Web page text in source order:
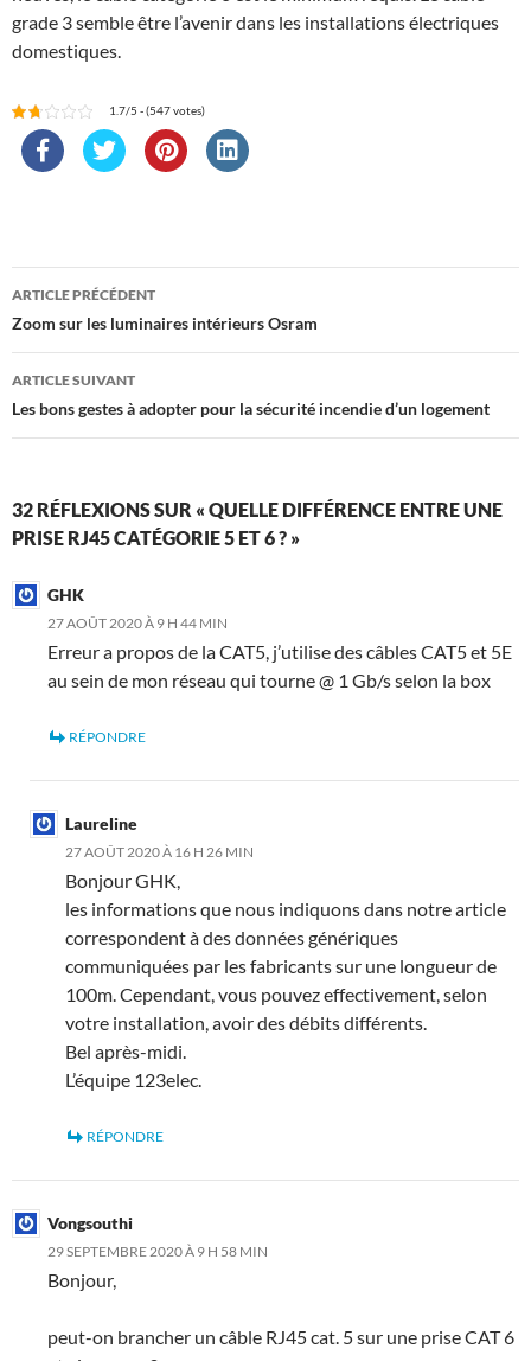
grade 3 semble être l’avenir dans les installations électriques
domestiques.
1.7/5 - (547 votes)
Navigation
des
articles
ARTICLE PRÉCÉDENT
Zoom sur les luminaires intérieurs Osram
ARTICLE SUIVANT
Les bons gestes à adopter pour la sécurité incendie d’un logement
32 RÉFLEXIONS SUR « QUELLE DIFFÉRENCE ENTRE UNE
PRISE RJ45 CATÉGORIE 5 ET 6 ? »
GHK
27 AOÛT 2020 À 9 H 44 MIN
Erreur a propos de la CAT5, j’utilise des câbles CAT5 et 5E
au sein de mon réseau qui tourne @ 1 Gb/s selon la box
RÉPONDRE
Laureline
27 AOÛT 2020 À 16 H 26 MIN
Bonjour GHK,
les informations que nous indiquons dans notre article
correspondent à des données génériques
communiquées par les fabricants sur une longueur de
100m. Cependant, vous pouvez effectivement, selon
votre installation, avoir des débits différents.
Bel après-midi.
L’équipe 123elec.
RÉPONDRE
Vongsouthi
29 SEPTEMBRE 2020 À 9 H 58 MIN
Bonjour,
peut-on brancher un câble RJ45 cat. 5 sur une prise CAT 6